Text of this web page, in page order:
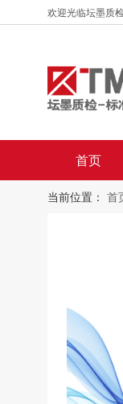
欢迎光临坛墨质
首页
当前位置： 首